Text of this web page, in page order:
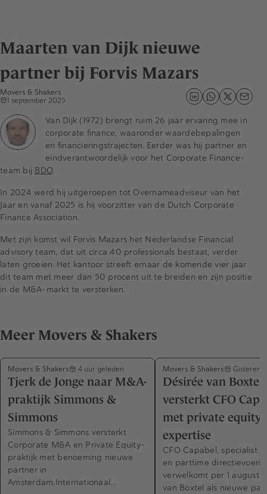
Maarten van Dijk nieuwe
partner bij Forvis Mazars
Movers & Shakers
1 september 2025
Van Dijk (1972) brengt ruim 26 jaar ervaring mee in
corporate finance, waaronder waardebepalingen
en financieringstrajecten. Eerder was hij partner en
eindverantwoordelijk voor het Corporate Finance-
team bij BDO.
In 2024 werd hij uitgeroepen tot Overnameadviseur van het
Jaar en vanaf 2025 is hij voorzitter van de Dutch Corporate
Finance Association.
Met zijn komst wil Forvis Mazars het Nederlandse Financial
advisory team, dat uit circa 40 professionals bestaat, verder
laten groeien. Het kantoor streeft ernaar de komende vier jaar
dit team met meer dan 50 procent uit te breiden en zijn positie
in de M&A-markt te versterken.
Meer Movers & Shakers
Movers & Shakers 4 uur geleden
Tjerk de Jonge naar M&A-
praktijk Simmons &
Simmons
Simmons & Simmons versterkt
Corporate M&A en Private Equity-
praktijk met benoeming nieuwe
partner in
Amsterdam.Internationaal…
Movers & Shakers Gisteren
Désirée van Boxtel
versterkt CFO
met private equity-
expertise
CFO Capabel, specialist
en parttime
verwelkomt per 1
van Boxtel als nieuwe